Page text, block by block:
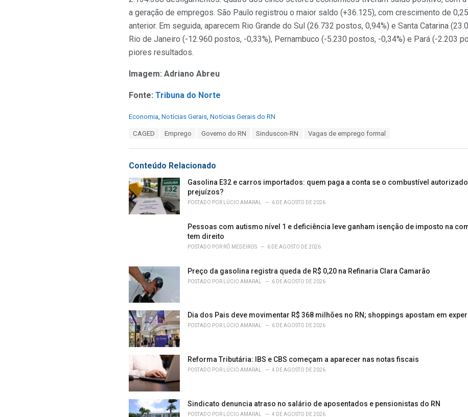
a geração de empregos. São Paulo registrou o maior saldo (+36.125), com crescimento de
anterior. Em seguida, aparecem Rio Grande do Sul (26.732 postos, 0,94%) e Santa Catarina
Rio de Janeiro (-12.960 postos, -0,33%), Pernambuco (-5.230 postos, -0,34%) e Pará (-2.203
piores resultados.
Imagem: Adriano Abreu
Fonte: Tribuna do Norte
C
o
r
i
e
s
:
Economia Notícias Gerais Notícias Gerais do RN
:
CAGED Emprego Governo do RN Sinduscon-RN Vagas de emprego formal
Conteúdo Relacionado
Gasolina E32 e carros importados: quem paga a conta se o combustível
prejuízos?
POSTADO POR LÚCIO AMARAL 6 DE AGOSTO DE 2026
Pessoas com autismo nível 1 e deficiência leve ganham isenção de imposto na
tem direito
POSTADO POR RÔ MEDEIROS 6 DE AGOSTO DE 2026
Preço da gasolina registra queda de R$ 0,20 na Refinaria Clara Camarão
POSTADO POR LÚCIO AMARAL 6 DE AGOSTO DE 2026
Dia dos Pais deve movimentar R$ 368 milhões no RN; shoppings apostam em
POSTADO POR LÚCIO AMARAL 6 DE AGOSTO DE 2026
Reforma Tributária: IBS e CBS começam a aparecer nas notas fiscais
POSTADO POR LÚCIO AMARAL 4 DE AGOSTO DE 2026
Sindicato denuncia atraso no salário de aposentados e pensionistas do RN
POSTADO POR LÚCIO AMARAL 4 DE AGOSTO DE 2026